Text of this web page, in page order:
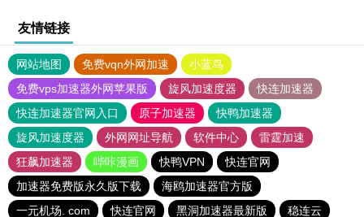
友情链接
网站地图 免费vqn外网加速
小蓝鸟
免费vps加速器外网苹果版
旋风加速度器
快连加速器
快连加速器官网入口
原子加速器
快鸭加速器
旋风加速度器
外网网址导航 软件中心
雷霆加速
狂飙加速器
哔咔漫画 快鸭VPN
快连官网
加速器免费版永久版下载
海鸥加速器官方版
一元机场. com
快连官网 黑洞加速器最新版 稳连云